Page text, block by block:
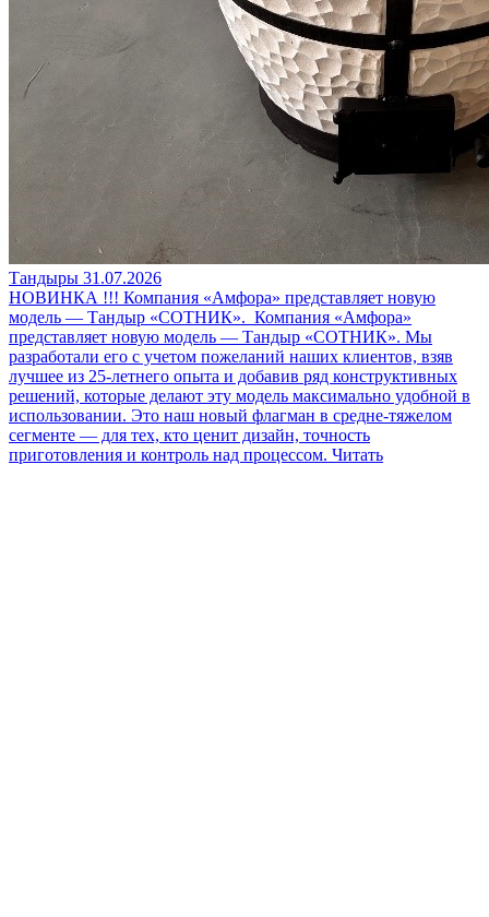
Тандыры 31.07.2026
НОВИНКА !!! Компания «Амфора» представляет новую
модель — Тандыр «СОТНИК». Компания «Амфора»
представляет новую модель — Тандыр «СОТНИК». Мы
разработали его с учетом пожеланий наших клиентов, взяв
лучшее из 25-летнего опыта и добавив ряд конструктивных
решений, которые делают эту модель максимально удобной в
использовании. Это наш новый флагман в средне-тяжелом
сегменте — для тех, кто ценит дизайн, точность
приготовления и контроль над процессом. Читать